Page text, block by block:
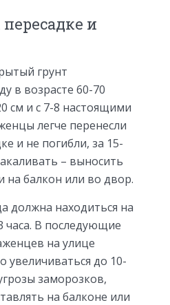
и
грунт
в возрасте 60-70
см и с 7-8 настоящими
легче перенесли
и не погибли, за 15-
– выносить
на балкон или во двор.
должна находиться на
часа. В последующие
на улице
увеличиваться до 10-
заморозков,
на балконе или